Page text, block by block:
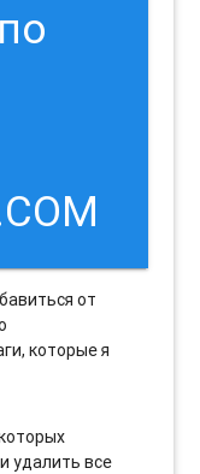
от
которые я
удалить все